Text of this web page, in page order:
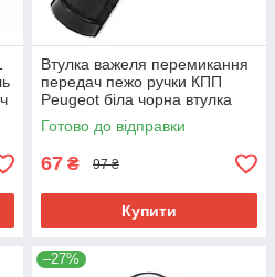
Втулка важеля перемикання
передач пежо ручки КПП
Peugeot біла чорна втулка
куліси коробки передач
Готово до відправки
67 ₴ 97 ₴
Купити
–27%